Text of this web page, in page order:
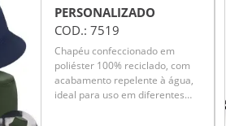
PERSONALIZADO
COD.: 7519
Chapéu confeccionado em
poliéster 100% reciclado, com
acabamento repelente à água,
ideal para uso em diferentes